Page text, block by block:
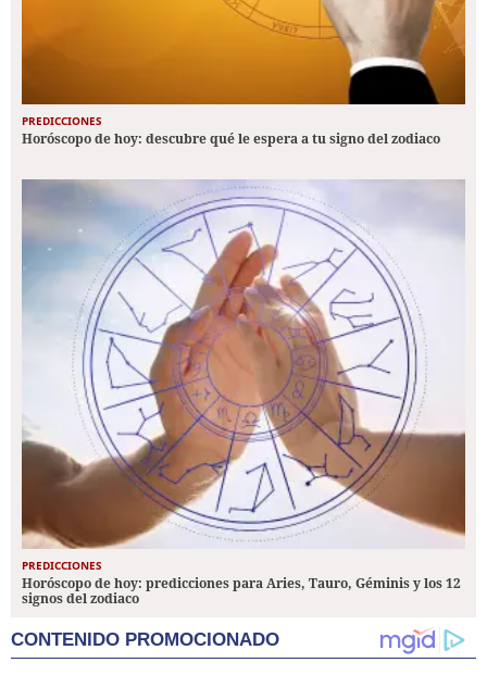
PREDICCIONES
Horóscopo de hoy: descubre qué le espera a tu signo del zodiaco
PREDICCIONES
Horóscopo de hoy: predicciones para Aries, Tauro, Géminis y los 12
signos del zodiaco
CONTENIDO PROMOCIONADO